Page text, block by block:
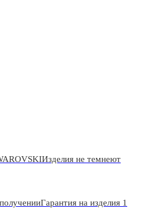
Изделия не темнеют
Гарантия на изделия 1